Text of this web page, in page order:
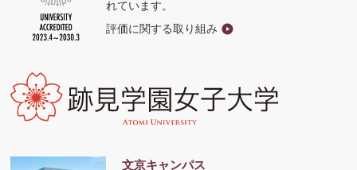
文京キャンパス
れています。
評価に関する取り組み